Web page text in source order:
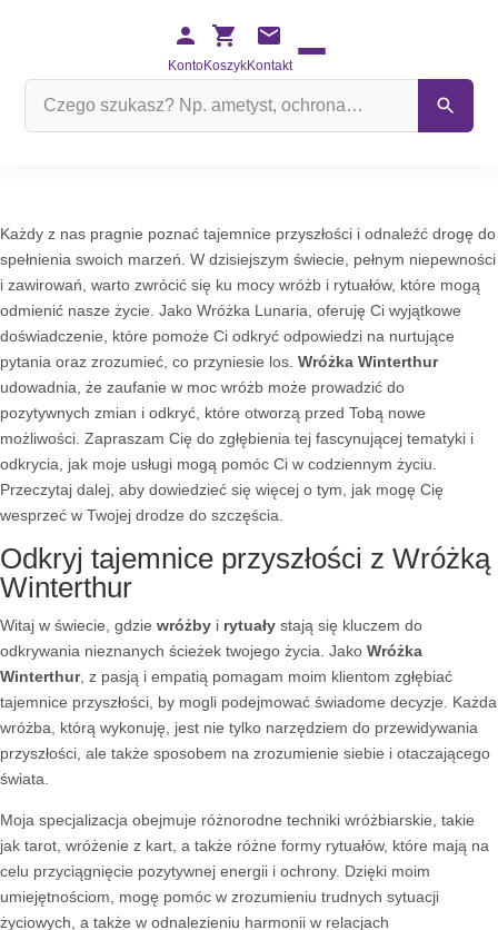
KontoKoszykKontakt
Każdy z nas pragnie poznać tajemnice przyszłości i odnaleźć drogę do
spełnienia swoich marzeń. W dzisiejszym świecie, pełnym niepewności
i zawirowań, warto zwrócić się ku mocy wróżb i rytuałów, które mogą
odmienić nasze życie. Jako Wróżka Lunaria, oferuję Ci wyjątkowe
doświadczenie, które pomoże Ci odkryć odpowiedzi na nurtujące
pytania oraz zrozumieć, co przyniesie los. Wróżka Winterthur
udowadnia, że zaufanie w moc wróżb może prowadzić do
pozytywnych zmian i odkryć, które otworzą przed Tobą nowe
możliwości. Zapraszam Cię do zgłębienia tej fascynującej tematyki i
odkrycia, jak moje usługi mogą pomóc Ci w codziennym życiu.
Przeczytaj dalej, aby dowiedzieć się więcej o tym, jak mogę Cię
wesprzeć w Twojej drodze do szczęścia.
Odkryj tajemnice przyszłości z Wróżką
Winterthur
Witaj w świecie, gdzie wróżby i rytuały stają się kluczem do
odkrywania nieznanych ścieżek twojego życia. Jako Wróżka
Winterthur, z pasją i empatią pomagam moim klientom zgłębiać
tajemnice przyszłości, by mogli podejmować świadome decyzje. Każda
wróżba, którą wykonuję, jest nie tylko narzędziem do przewidywania
przyszłości, ale także sposobem na zrozumienie siebie i otaczającego
świata.
Moja specjalizacja obejmuje różnorodne techniki wróżbiarskie, takie
jak tarot, wróżenie z kart, a także różne formy rytuałów, które mają na
celu przyciągnięcie pozytywnej energii i ochrony. Dzięki moim
umiejętnościom, mogę pomóc w zrozumieniu trudnych sytuacji
życiowych, a także w odnalezieniu harmonii w relacjach